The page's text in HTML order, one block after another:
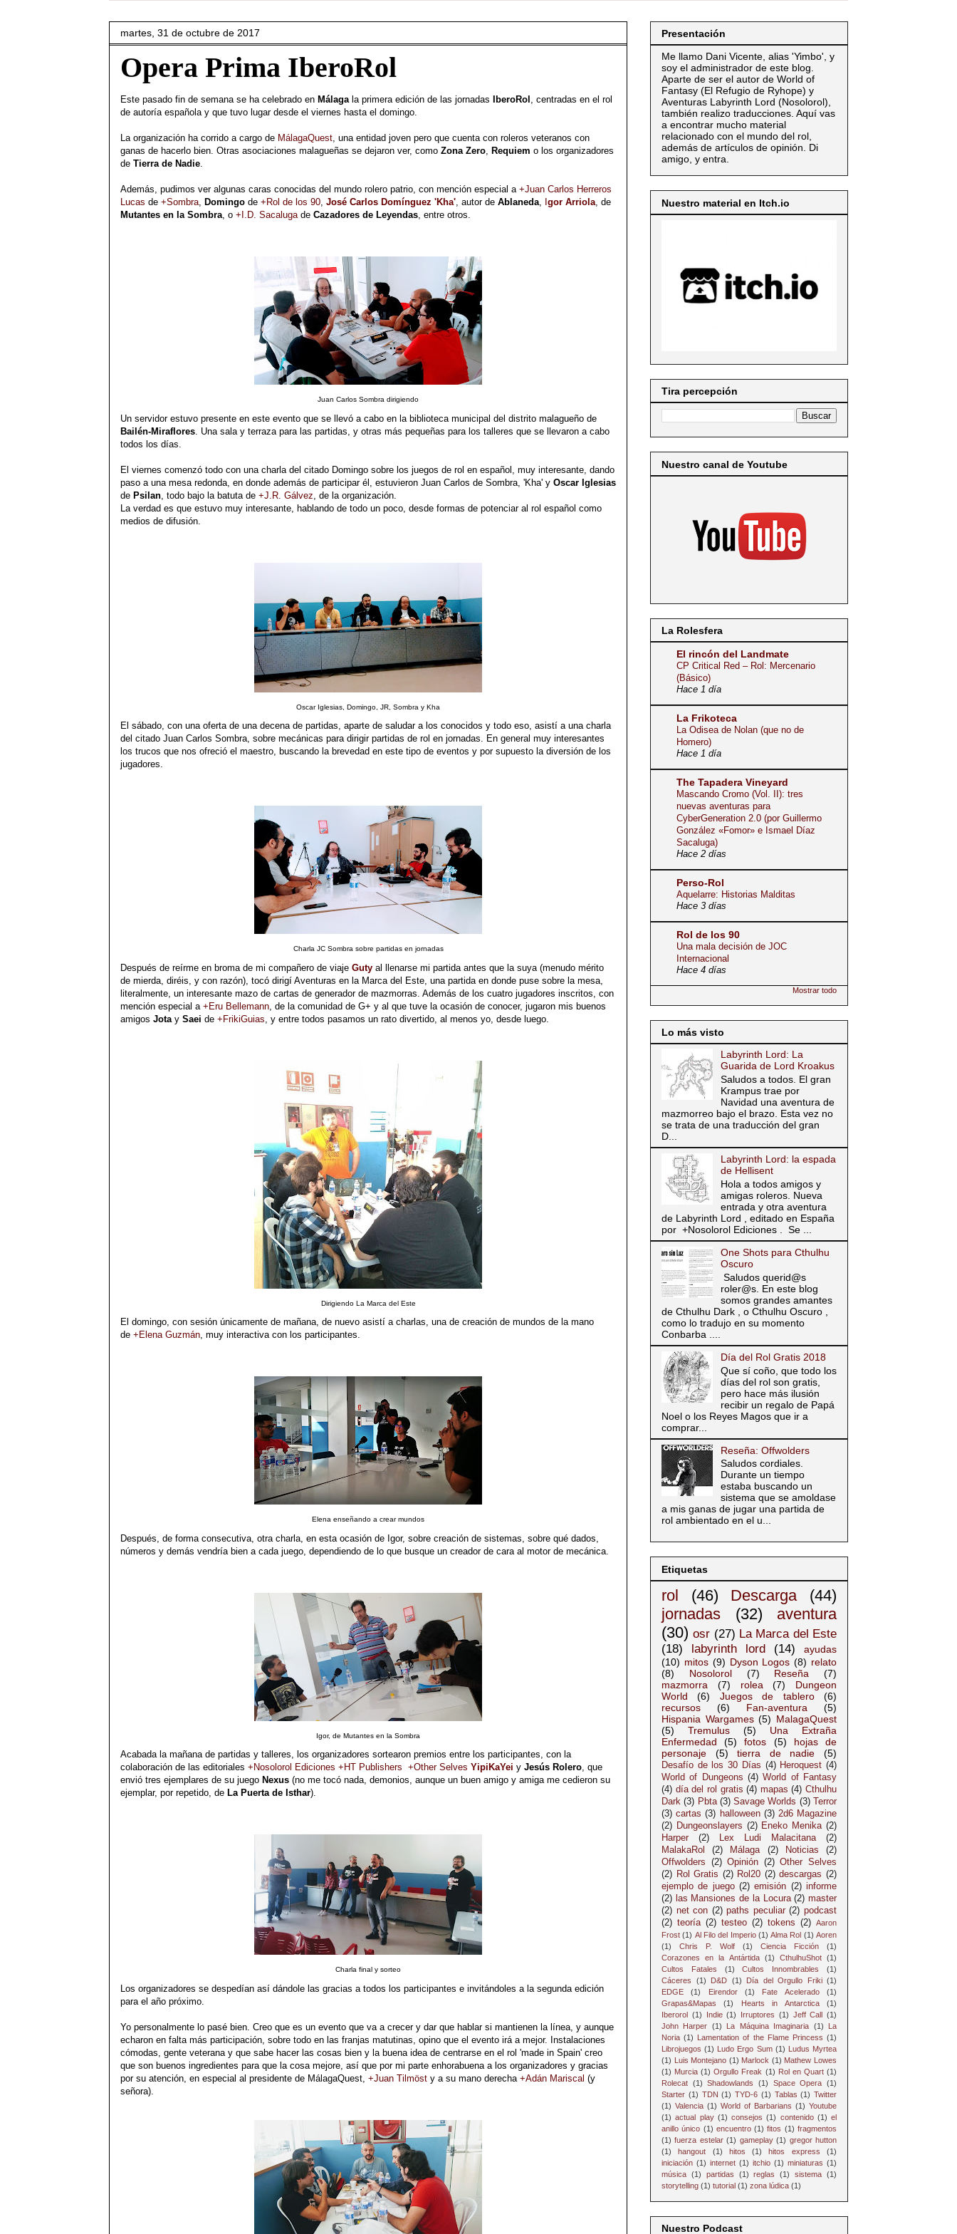
martes, 31 de octubre de 2017
Opera Prima IberoRol
Este pasado fin de semana se ha celebrado en Málagala primera edición de las jornadas IberoRol , centradas en el rol
de autoría española y que tuvo lugar desde el viernes hasta el domingo.
La organización ha corrido a cargo de MálagaQuest, una entidad joven pero que cuenta con roleros veteranos con
ganas de hacerlo bien. Otras asociaciones malagueñas se dejaron ver, como Zona Zero, Requiem o los organizadores
de Tierra de Nadie.
Además, pudimos ver algunas caras conocidas del mundo rolero patrio, con mención especial a +Juan Carlos Herreros
Lucas de +Sombra, Domingo de +Rol de los 90, José Carlos Domínguez 'Kha', autor de Ablaneda, gor Arriola, de
Mutantes en la Sombra, o +I.D. Sacalugade Cazadores de Leyendas, entre otros.
Juan Carlos Sombra dirigiendo
Un servidor estuvo presente en este evento que se llevó a cabo en la biblioteca municipal del distrito malagueño de
Bailén-Miraflores . Una sala y terraza para las partidas, y otras más pequeñas para los talleres que se llevaron a cabo
todos los días.
El viernes comenzó todo con una charla del citado Domingo sobre los juegos de rol en español, muy interesante, dando
paso a una mesa redonda, en donde además de participar él, estuvieron Juan Carlos de Sombra, 'Kha' y Oscar Iglesias
de Psilan , todo bajo la batuta de +J.R. Gálvez , de la organización.
La verdad es que estuvo muy interesante, hablando de todo un poco, desde formas de potenciar al rol español como
medios de difusión.
Oscar Iglesias, Domingo, JR, Sombra y Kha
El sábado, con una oferta de una decena de partidas, aparte de saludar a los conocidos y todo eso, asistí a una charla
del citado Juan Carlos Sombra, sobre mecánicas para dirigir partidas de rol en jornadas. En general muy interesantes
los trucos que nos ofreció el maestro, buscando la brevedad en este tipo de eventos y por supuesto la diversión de los
jugadores.
Charla JC Sombra sobre partidas en jornadas
Después de reírme en broma de mi compañero de viaje Guty al llenarse mi partida antes que la suya (menudo mérito
de mierda, diréis, y con razón), tocó dirigí Aventuras en la Marca del Este, una partida en donde puse sobre la mesa,
literalmente, un interesante mazo de cartas de generador de mazmorras. Además de los cuatro jugadores inscritos, con
mención especial a +Eru Bellemann , de la comunidad de G+ y al que tuve la ocasión de conocer, jugaron mis buenos
amigos Jota y Saei de +FrikiGuias , y entre todos pasamos un rato divertido, al menos yo, desde luego.
Dirigiendo La Marca del Este
El domingo, con sesión únicamente de mañana, de nuevo asistí a charlas, una de creación de mundos de la mano
de +Elena Guzmán, muy interactiva con los participantes.
Elena enseñando a crear mundos
Después, de forma consecutiva, otra charla, en esta ocasión de Igor, sobre creación de sistemas, sobre qué dados,
números y demás vendría bien a cada juego, dependiendo de lo que busque un creador de cara al motor de mecánica.
Igor, de Mutantes en la Sombra
Acabada la mañana de partidas y talleres, los organizadores sortearon premios entre los participantes, con la
colaboración de las editoriales +Nosolorol Ediciones +HT Publishers +Other Selves YipiKaYei y Jesús Rolero, que
envió tres ejemplares de su juego Nexus (no me tocó nada, demonios, aunque un buen amigo y amiga me cedieron su
ejemplar, por repetido, de La Puerta de Isthar).
Charla final y sorteo
Los organizadores se despedían así dándole las gracias a todos los participantes e invitándoles a la segunda edición
para el año próximo.
Yo personalmente lo pasé bien. Creo que es un evento que va a crecer y dar que hablar si mantienen la línea, y aunque
echaron en falta más participación, sobre todo en las franjas matutinas, opino que el evento irá a mejor. Instalaciones
cómodas, gente veterana y que sabe hacer las cosas bien y la buena idea de centrarse en el rol 'made in Spain' creo
que son buenos ingredientes para que la cosa mejore, así que por mi parte enhorabuena a los organizadores y gracias
por su atención, en especial al presidente de MálagaQuest, +Juan Tilmöst y a su mano derecha +Adán Mariscal (y
señora).
Presentación
Me llamo Dani Vicente, alias 'Yimbo', y
soy el administrador de este blog.
Aparte de ser el autor de World of
Fantasy (El Refugio de Ryhope) y
Aventuras Labyrinth Lord (Nosolorol),
también realizo traducciones. Aquí vas
a encontrar mucho material
relacionado con el mundo del rol,
además de artículos de opinión. Di
amigo, y entra.
Nuestro material en Itch.io
Tira percepción
Nuestro canal de Youtube
La Rolesfera
El rincón del Landmate
CP Critical Red – Rol: Mercenario
(Básico)
Hace 1 día
La Frikoteca
La Odisea de Nolan (que no de
Homero)
Hace 1 día
The Tapadera Vineyard
Mascando Cromo (Vol. II): tres
nuevas aventuras para
CyberGeneration 2.0 (por Guillermo
González «Fomor» e Ismael Díaz
Sacaluga)
Hace 2 días
Perso-Rol
Aquelarre: Historias Malditas
Hace 3 días
Rol de los 90
Una mala decisión de JOC
Internacional
Hace 4 días
Mostrar todo
Lo más visto
Labyrinth Lord: La
Guarida de Lord Kroakus
Saludos a todos. El gran
Krampus trae por
Navidad una aventura de
mazmorreo bajo el brazo. Esta vez no
se trata de una traducción del gran
D...
Labyrinth Lord: la espada
de Hellisent
Hola a todos amigos y
amigas roleros. Nueva
entrada y otra aventura
de Labyrinth Lord , editado en España
por +Nosolorol Ediciones . Se ...
One Shots para Cthulhu
Oscuro
Saludos querid@s
roler@s. En este blog
somos grandes amantes
de Cthulhu Dark , o Cthulhu Oscuro ,
como lo tradujo en su momento
Conbarba ....
Día del Rol Gratis 2018
Que sí coño, que todo los
días del rol son gratis,
pero hace más ilusión
recibir un regalo de Papá
Noel o los Reyes Magos que ir a
comprar...
Reseña: Offwolders
Saludos cordiales.
Durante un tiempo
estaba buscando un
sistema que se amoldase
a mis ganas de jugar una partida de
rol ambientado en el u...
Etiquetas
rol (46) Descarga
(44)
jornadas
(32)
aventura
(30) osr (27) La Marca del Este
(18)
labyrinth lord (14)
ayudas
(10) mitos (9) Dyson Logos (8) relato
(8)
Nosolorol (7) Reseña
(7)
mazmorra
(7) rolea (7)
Dungeon
World
(6) Juegos de tablero
(6)
recursos
(6) Fan-aventura
(5)
Hispania Wargames (5) MalagaQuest
(5)
Tremulus (5)
Una Extraña
Enfermedad
(5) fotos (5)
hojas de
personaje
(5) tierra de nadie (5)
Desafío de los 30 Días (4) Heroquest (4)
World of Dungeons (4) World of Fantasy
(4) día del rol gratis (4) mapas (4) Cthulhu
Dark (3) Pbta (3) Savage Worlds (3) Terror
(3) cartas (3) halloween (3) 2d6 Magazine
(2) Dungeonslayers (2) Eneko Menika (2)
Harper
(2) Lex Ludi Malacitana
(2)
MalakaRol
(2) Málaga (2) Noticias
(2)
Offwolders
(2) Opinión (2) Other Selves
(2) Rol Gratis (2) Rol20 (2) descargas (2)
ejemplo de juego (2) emisión (2) informe
(2) las Mansiones de la Locura (2) master
(2) net con (2) paths peculiar (2) podcast
(2) teoría (2) testeo (2) tokens (2) Aaron
Frost (1) Al Filo del Imperio (1) Alma Rol (1) Aoren
(1)
Chris P. Wolf (1) Ciencia Ficción
(1)
Corazones en la Antártida
(1) CthulhuShot (1)
Cultos Fatales
(1) Cultos Innombrables
(1)
Cáceres
(1) D&D (1) Día del Orgullo Friki (1)
EDGE
(1) Eirendor (1) Fate Acelerado
(1)
Grapas&Mapas
(1) Hearts in Antarctica
(1)
Iberorol (1) Indie (1) Irruptores (1) Jeff Call (1)
John Harper (1) La Máquina Imaginaria (1)
La
Noria (1) Lamentation of the Flame Princess (1)
Librojuegos (1) Ludo Ergo Sum (1) Ludus Myrtea
(1) Luis Montejano (1) Marlock (1) Mathew Lowes
(1) Murcia (1) Orgullo Freak (1) Rol en Quart (1)
Rolecat (1) Shadowlands (1) Space Opera (1)
Starter (1) TDN (1) TYD-6 (1) Tablas (1) Twitter
(1) Valencia (1) World of Barbarians (1) Youtube
(1) actual play (1) consejos (1) contenido (1) el
anillo único (1) encuentro (1) fitos (1) fragmentos
(1) fuerza estelar (1) gameplay (1) gregor hutton
(1)
hangout (1) hitos (1) hitos express
(1)
iniciación (1) internet (1) itchio (1) miniaturas (1)
música (1) partidas (1) reglas (1) sistema (1)
storytelling (1) tutorial (1) zona lúdica (1)
Nuestro Podcast